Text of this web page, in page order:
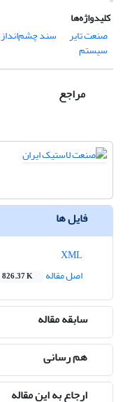
کلیدواژه‌ها
صنعت تایر
سند چشم‌انداز 1404
سیستم
مراجع
فایل ها
اصل مقاله
826.37 K
سابقه مقاله
هم رسانی
ارجاع به این مقاله